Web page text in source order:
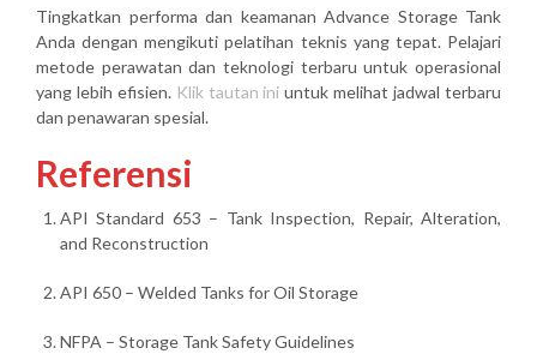
Tingkatkan performa dan keamanan Advance Storage Tank
Anda dengan mengikuti pelatihan teknis yang tepat. Pelajari
metode perawatan dan teknologi terbaru untuk operasional
yang lebih efisien. Klik tautan ini untuk melihat jadwal terbaru
dan penawaran spesial.
Referensi
API Standard 653 – Tank Inspection, Repair, Alteration,
and Reconstruction
API 650 – Welded Tanks for Oil Storage
NFPA – Storage Tank Safety Guidelines